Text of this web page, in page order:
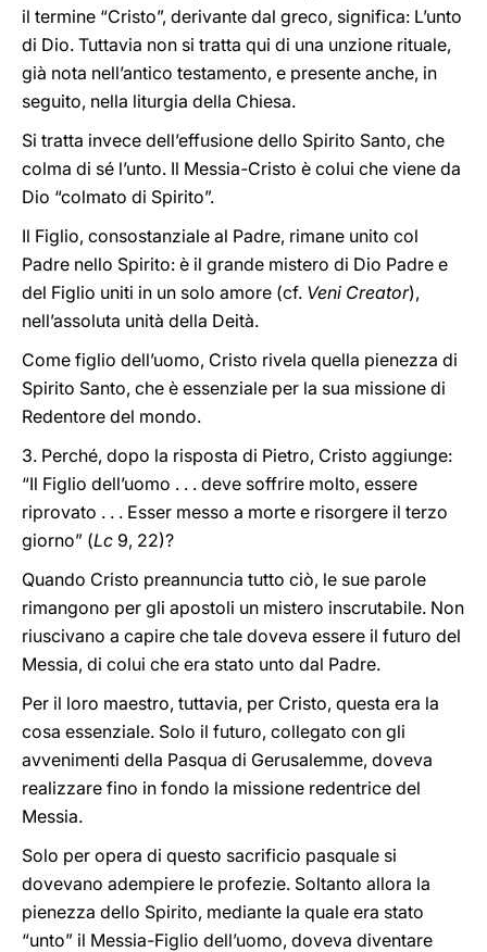
il termine “Cristo”, derivante dal greco, significa: L’unto
di Dio. Tuttavia non si tratta qui di una unzione rituale,
già nota nell’antico testamento, e presente anche, in
seguito, nella liturgia della Chiesa.
Si tratta invece dell’effusione dello Spirito Santo, che
colma di sé l’unto. Il Messia-Cristo è colui che viene da
Dio “colmato di Spirito”.
Il Figlio, consostanziale al Padre, rimane unito col
Padre nello Spirito: è il grande mistero di Dio Padre e
del Figlio uniti in un solo amore (cf. Veni Creator),
nell’assoluta unità della Deità.
Come figlio dell’uomo, Cristo rivela quella pienezza di
Spirito Santo, che è essenziale per la sua missione di
Redentore del mondo.
3. Perché, dopo la risposta di Pietro, Cristo aggiunge:
“Il Figlio dell’uomo . . . deve soffrire molto, essere
riprovato . . . Esser messo a morte e risorgere il terzo
giorno” (Lc 9, 22)?
Quando Cristo preannuncia tutto ciò, le sue parole
rimangono per gli apostoli un mistero inscrutabile. Non
riuscivano a capire che tale doveva essere il futuro del
Messia, di colui che era stato unto dal Padre.
Per il loro maestro, tuttavia, per Cristo, questa era la
cosa essenziale. Solo il futuro, collegato con gli
avvenimenti della Pasqua di Gerusalemme, doveva
realizzare fino in fondo la missione redentrice del
Messia.
Solo per opera di questo sacrificio pasquale si
dovevano adempiere le profezie. Soltanto allora la
pienezza dello Spirito, mediante la quale era stato
“unto” il Messia-Figlio dell’uomo, doveva diventare